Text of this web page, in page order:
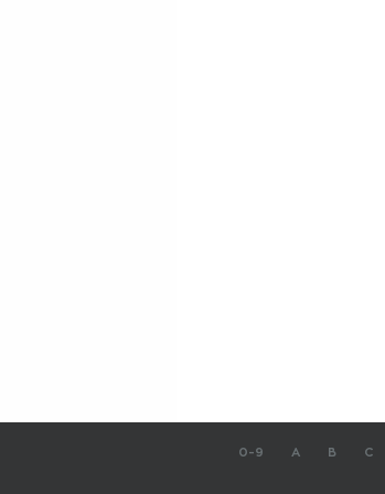
0-9 A B C